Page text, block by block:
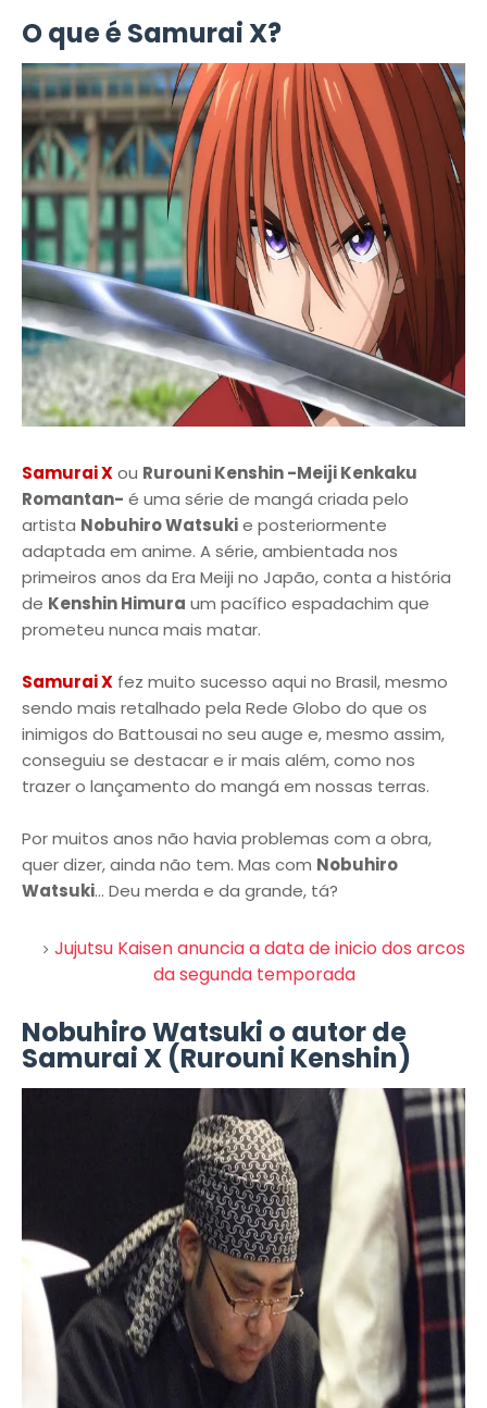
O que é Samurai X?
Samurai Xou Rurouni Kenshin -Meiji Kenkaku
Romantan- é uma série de mangá criada pelo
artista Nobuhiro Watsukie posteriormente
adaptada em anime. A série, ambientada nos
primeiros anos da Era Meiji no Japão, conta a história
de Kenshin Himura um pacífico espadachim que
prometeu nunca mais matar.
Samurai X fez muito sucesso aqui no Brasil, mesmo
sendo mais retalhado pela Rede Globo do que os
inimigos do Battousai no seu auge e, mesmo assim,
conseguiu se destacar e ir mais além, como nos
trazer o lançamento do mangá em nossas terras.
Por muitos anos não havia problemas com a obra,
quer dizer, ainda não tem. Mas com Nobuhiro
Watsuki... Deu merda e da grande, tá?
Jujutsu Kaisen anuncia a data de inicio dos arcos
da segunda temporada
Nobuhiro Watsuki o autor de
Samurai X (Rurouni Kenshin)